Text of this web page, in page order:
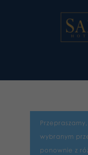
wybranym
ponownie z